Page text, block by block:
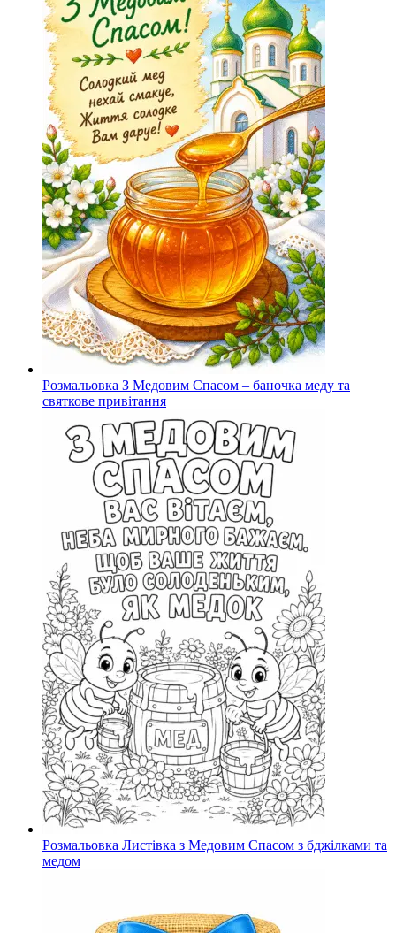
Розмальовка З Медовим Спасом – баночка меду та
святкове привітання
Розмальовка Листівка з Медовим Спасом з бджілками та
медом